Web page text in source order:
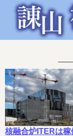
核融合炉ITERは稼